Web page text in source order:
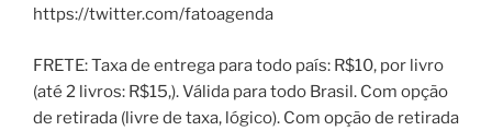
https://twitter.com/fatoagenda
FRETE: Taxa de entrega para todo país: R$10, por livro
(até 2 livros: R$15,). Válida para todo Brasil. Com opção
de retirada (livre de taxa, lógico). Com opção de retirada